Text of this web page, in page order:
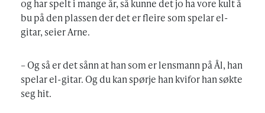
og har spelt i mange år, så kunne det jo ha vore kult å
bu på den plassen der det er fleire som spelar el-
gitar, seier Arne.
– Og så er det sånn at han som er lensmann på Ål, han
spelar el-gitar. Og du kan spørje han kvifor han søkte
seg hit.